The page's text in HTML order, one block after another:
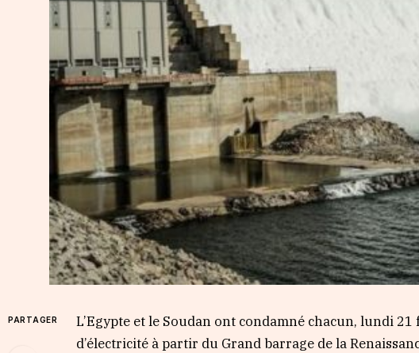
PARTAGER
L’Egypte et le Soudan ont condamné chacun, lundi
d’électricité à partir du Grand barrage de la